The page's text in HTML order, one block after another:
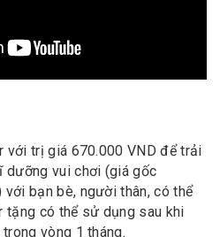
với trị giá 670.000 VND để trải
dưỡng vui chơi (giá gốc
bạn bè, người thân, có thể
tặng có thể sử dụng sau khi
vòng 1 tháng.